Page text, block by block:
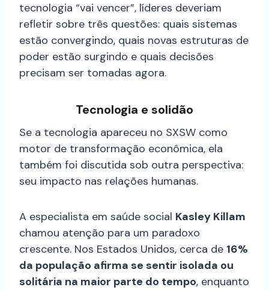
tecnologia “vai vencer”, líderes deveriam
refletir sobre três questões: quais sistemas
estão convergindo, quais novas estruturas de
poder estão surgindo e quais decisões
precisam ser tomadas agora.
Tecnologia e solidão
Se a tecnologia apareceu no SXSW como
motor de transformação econômica, ela
também foi discutida sob outra perspectiva:
seu impacto nas relações humanas.
A especialista em saúde social Kasley Killam
chamou atenção para um paradoxo
crescente. Nos Estados Unidos, cerca de 16%
da população afirma se sentir isolada ou
solitária na maior parte do tempo, enquanto